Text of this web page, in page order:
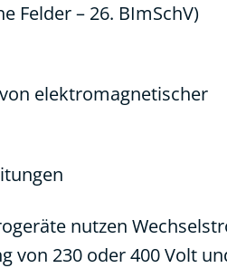
Felder – 26. BImSchV)
elektromagnetischer
nutzen
von 230 oder 400 Volt